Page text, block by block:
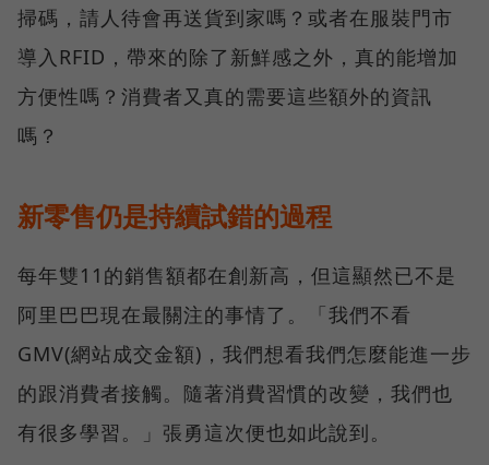
掃碼，請人待會再送貨到家嗎？或者在服裝門市
導入RFID，帶來的除了新鮮感之外，真的能增加
方便性嗎？消費者又真的需要這些額外的資訊
嗎？
新零售仍是持續試錯的過程
每年雙11的銷售額都在創新高，但這顯然已不是
阿里巴巴現在最關注的事情了。「我們不看
GMV(網站成交金額)，我們想看我們怎麼能進一步
的跟消費者接觸。隨著消費習慣的改變，我們也
有很多學習。」張勇這次便也如此說到。